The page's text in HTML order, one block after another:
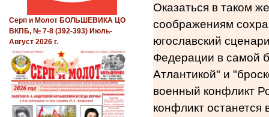
Оказаться в таком
соображениям
югославский
Федерации в самой
Атлантикой" и
военный конфликт
конфликт
Серп и Молот БОЛЬШЕВИКА ЦО
ВКПБ, № 7-8 (392-393) Июль-
Август 2026 г.